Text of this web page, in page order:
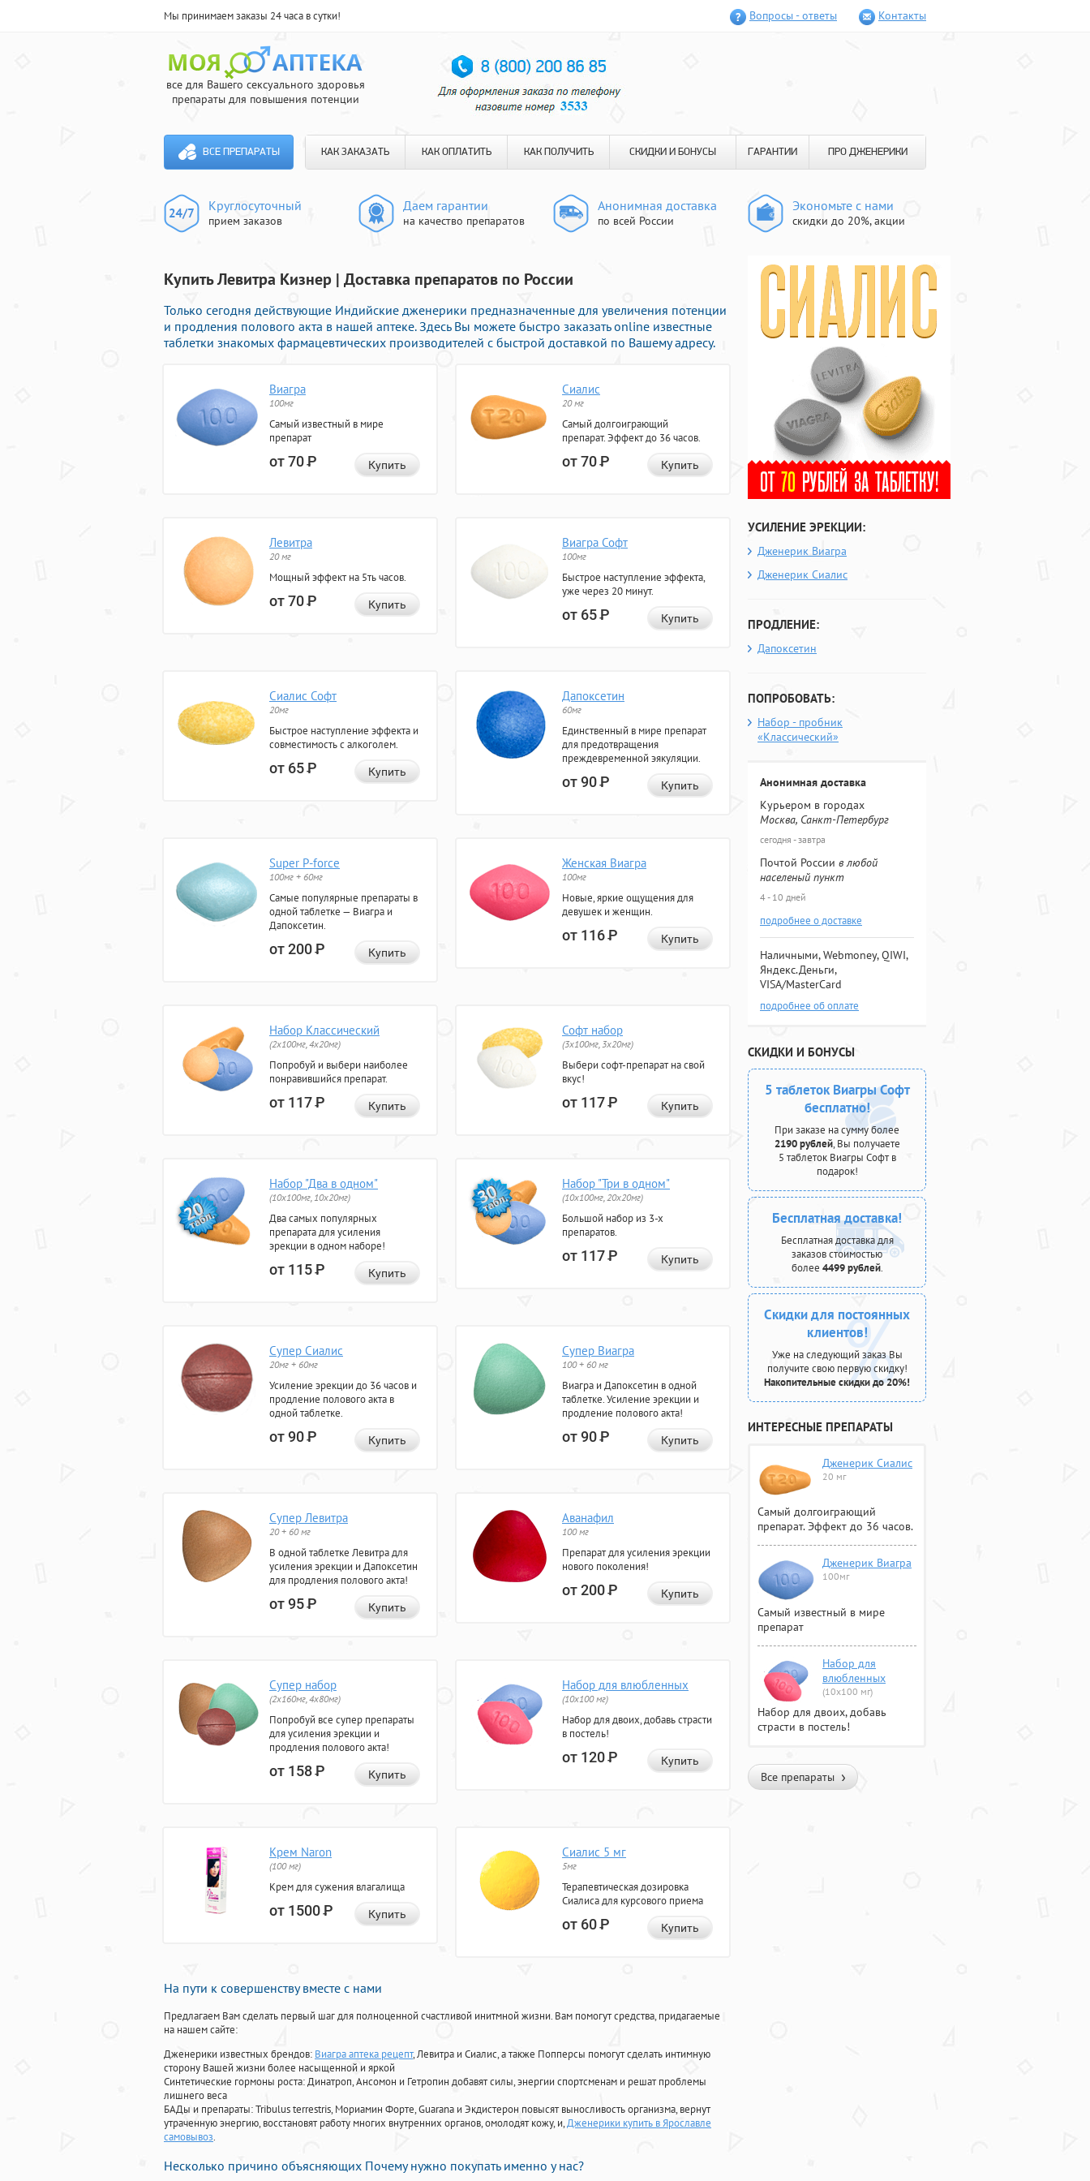
Мы принимаем заказы 24 часа в сутки! Вопросы - ответы Контакты
все для Вашего сексуального здоровья
препараты для повышения потенции
ВСЕ ПРЕПАРАТЫ КАК ЗАКАЗАТЬ КАК ОПЛАТИТЬ КАК ПОЛУЧИТЬ СКИДКИ И БОНУСЫ ГАРАНТИИ ПРО ДЖЕНЕРИКИ
Круглосуточный
прием заказов
Даем гарантии
на качество препаратов
Анонимная доставка
по всей России
Экономьте с нами
скидки до 20%, акции
Купить Левитра Кизнер | Доставка препаратов по России
Только сегодня действующие Индийские дженерики предназначенные для увеличения потенции
и продления полового акта в нашей аптеке. Здесь Вы можете быстро заказать online известные
таблетки знакомых фармацевтических производителей с быстрой доставкой по Вашему адресу.
Виагра
100мг
Самый известный в мире
препарат
от 70Р Купить
Сиалис
20 мг
Самый долгоиграющий
препарат. Эффект до 36 часов.
от 70Р Купить
Левитра
20 мг
Мощный эффект на 5ть часов.
от 70Р Купить
Виагра Софт
100мг
Быстрое наступление эффекта,
уже через 20 минут.
от 65Р Купить
Сиалис Софт
20мг
Быстрое наступление эффекта и
совместимость с алкоголем.
от 65Р Купить
Дапоксетин
60мг
Единственный в мире препарат
для предотвращения
преждевременной эякуляции.
от 90Р Купить
Super P-force
100мг + 60мг
Самые популярные препараты в
одной таблетке — Виагра и
Дапоксетин.
от 200Р Купить
Женская Виагра
100мг
Новые, яркие ощущения для
девушек и женщин.
от 116Р Купить
Набор Классический
(2x100мг, 4x20мг)
Попробуй и выбери наиболее
понравившийся препарат.
от 117Р Купить
Софт набор
(3x100мг, 3x20мг)
Выбери софт-препарат на свой
вкус!
от 117Р Купить
Набор "Два в одном"
(10x100мг, 10x20мг)
Два самых популярных
препарата для усиления
эрекции в одном наборе!
от 115Р Купить
Набор "Три в одном"
(10x100мг, 20x20мг)
Большой набор из 3-х
препаратов.
от 117Р Купить
Супер Сиалис
20мг + 60мг
Усиление эрекции до 36 часов и
продление полового акта в
одной таблетке.
от 90Р Купить
Супер Виагра
100 + 60 мг
Виагра и Дапоксетин в одной
таблетке. Усиление эрекции и
продление полового акта!
от 90Р Купить
Супер Левитра
20 + 60 мг
В одной таблетке Левитра для
усиления эрекции и Дапоксетин
для продления полового акта!
от 95Р Купить
Аванафил
100 мг
Препарат для усиления эрекции
нового поколения!
от 200Р Купить
Супер набор
(2х160мг, 4х80мг)
Попробуй все супер препараты
для усиления эрекции и
продления полового акта!
от 158Р Купить
Набор для влюбленных
(10х100 мг)
Набор для двоих, добавь страсти
в постель!
от 120Р Купить
Крем Naron
(100 мг)
Крем для сужения влагалища
от 1500Р Купить
Сиалис 5 мг
5мг
Терапевтическая дозировка
Сиалиса для курсового приема
от 60Р Купить
На пути к совершенству вместе с нами
Предлагаем Вам сделать первый шаг для полноценной счастливой инитмной жизни. Вам помогут средства, придагаемые
на нашем сайте:
Дженерики известных брендов: Виагра аптека рецепт, Левитра и Сиалис, а также Попперсы помогут сделать интимную
сторону Вашей жизни более насыщенной и яркой
Синтетические гормоны роста: Динатроп, Ансомон и Гетропин добавят силы, энергии спортсменам и решат проблемы
лишнего веса
БАДы и препараты:Tribulus terrestris, Мориамин Форте, Guarana и Экдистерон повысят выносливость организма, вернут
утраченную энергию, восстановят работу многих внутренних органов, омолодят кожу, и,Дженерики купить в Ярославле
самовывоз.
Несколько причино объясняющих Почему нужно покупать именно у нас?
УСИЛЕНИЕ ЭРЕКЦИИ:
Дженерик Виагра
Дженерик Сиалис
ПРОДЛЕНИЕ:
Дапоксетин
ПОПРОБОВАТЬ:
Набор - пробник
«Классический»
Анонимная доставка
Курьером в городах
Москва, Санкт-Петербург
сегодня - завтра
Почтой России в любой
населеный пункт
4 - 10 дней
подробнее о доставке
Наличными, Webmoney, QIWI,
Яндекс.Деньги,
VISA/MasterCard
подробнее об оплате
СКИДКИ И БОНУСЫ
5 таблеток Виагры Софт
бесплатно!
При заказе на сумму более
2190 рублей, Вы получаете
5 таблеток Виагры Софт в
подарок!
Бесплатная доставка!
Бесплатная доставка для
заказов стоимостью
более 4499 рублей.
Скидки для постоянных
клиентов!
Уже на следующий заказ Вы
получите свою первую скидку!
Накопительные скидки до 20%!
ИНТЕРЕСНЫЕ ПРЕПАРАТЫ
Дженерик Сиалис
20 мг
Самый долгоиграющий
препарат. Эффект до 36 часов.
Дженерик Виагра
100мг
Самый известный в мире
препарат
Набор для
влюбленных
(10х100 мг)
Набор для двоих, добавь
страсти в постель!
Все препараты